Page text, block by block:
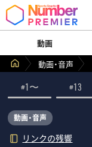
動画
動画・音声
#1〜 #13
動画・音声
リンクの残響